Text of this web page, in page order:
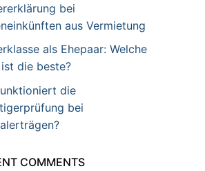
bei
aus Vermietung
als Ehepaar: Welche
die beste?
die
bei
COMMENTS